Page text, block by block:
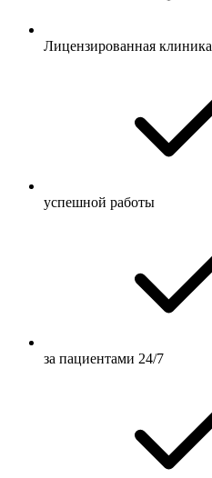
Лицензированная клиника
успешной работы
за пациентами 24/7